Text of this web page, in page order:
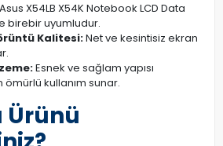
Asus X54LB X54K Notebook LCD Data
birebir uyumludur.
Kalitesi:Net ve kesintisiz ekran
Esnek ve sağlam yapısı
kullanım sunar.
Ürünü